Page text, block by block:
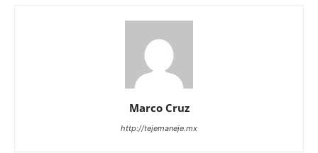
Marco Cruz
http://tejemaneje.mx